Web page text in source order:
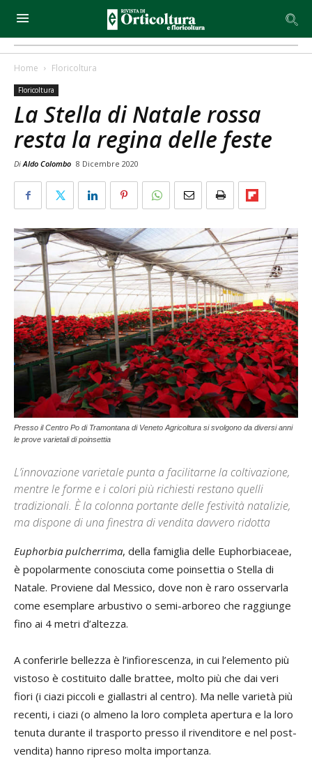
Home Floricoltura
Floricoltura
La Stella di Natale rossa
resta la regina delle feste
DiAldo Colombo 8 Dicembre 2020
Presso il Centro Po di Tramontana di Veneto Agricoltura si svolgono da diversi anni
le prove varietali di poinsettia
L’innovazione varietale punta a facilitarne la coltivazione,
mentre le forme e i colori più richiesti restano quelli
tradizionali. È la colonna portante delle festività natalizie,
ma dispone di una finestra di vendita davvero ridotta
Euphorbia pulcherrima, della famiglia delle Euphorbiaceae,
è popolarmente conosciuta come poinsettia o Stella di
Natale. Proviene dal Messico, dove non è raro osservarla
come esemplare arbustivo o semi-arboreo che raggiunge
fino ai 4 metri d’altezza.
A conferirle bellezza è l’infiorescenza, in cui l’elemento più
vistoso è costituito dalle brattee, molto più che dai veri
fiori (i ciazi piccoli e giallastri al centro). Ma nelle varietà più
recenti, i ciazi (o almeno la loro completa apertura e la loro
tenuta durante il trasporto presso il rivenditore e nel post-
vendita) hanno ripreso molta importanza.